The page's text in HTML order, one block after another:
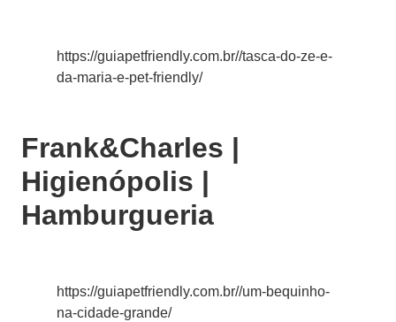
https://guiapetfriendly.com.br//tasca-do-ze-e-
da-maria-e-pet-friendly/
Frank&Charles |
Higienópolis |
Hamburgueria
https://guiapetfriendly.com.br//um-bequinho-
na-cidade-grande/